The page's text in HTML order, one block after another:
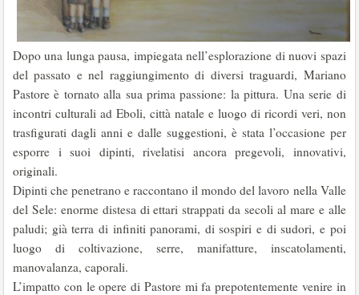
Dopo una lunga pausa, impiegata nell’esplorazione di nuovi spazi
del passato e nel raggiungimento di diversi traguardi, Mariano
Pastore è tornato alla sua prima passione: la pittura. Una serie di
incontri culturali ad Eboli, città natale e luogo di ricordi veri, non
trasfigurati dagli anni e dalle suggestioni, è stata l’occasione per
esporre i suoi dipinti, rivelatisi ancora pregevoli, innovativi,
originali.
Dipinti che penetrano e raccontano il mondo del lavoro nella Valle
del Sele: enorme distesa di ettari strappati da secoli al mare e alle
paludi; già terra di infiniti panorami, di sospiri e di sudori, e poi
luogo di coltivazione, serre, manifatture, inscatolamenti,
manovalanza, caporali.
L’impatto con le opere di Pastore mi fa prepotentemente venire in